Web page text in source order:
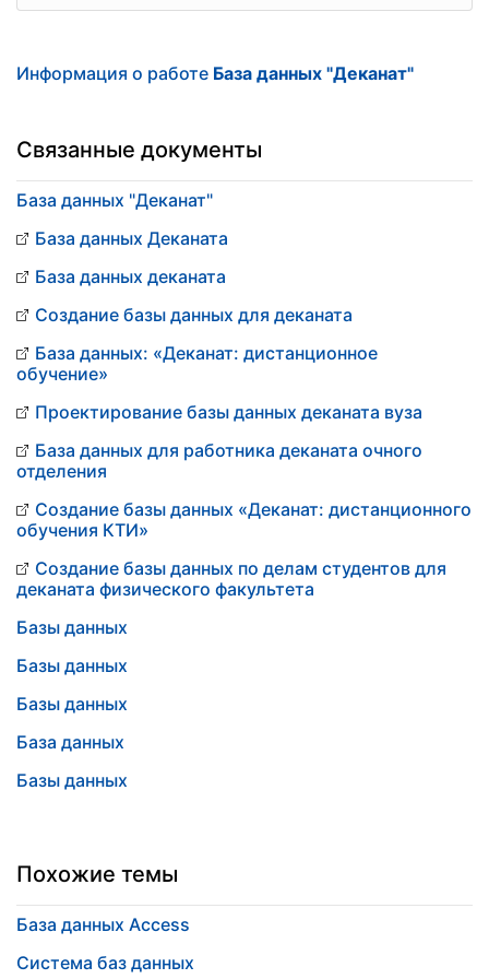
Информация о работе База данных "Деканат"
Связанные документы
База данных "Деканат"
База данных Деканата
База данных деканата
Создание базы данных для деканата
База данных: «Деканат: дистанционное
обучение»
Проектирование базы данных деканата вуза
База данных для работника деканата очного
отделения
Создание базы данных «Деканат: дистанционного
обучения КТИ»
Создание базы данных по делам студентов для
деканата физического факультета
Базы данных
Базы данных
Базы данных
База данных
Базы данных
Похожие темы
База данных Access
Система баз данных